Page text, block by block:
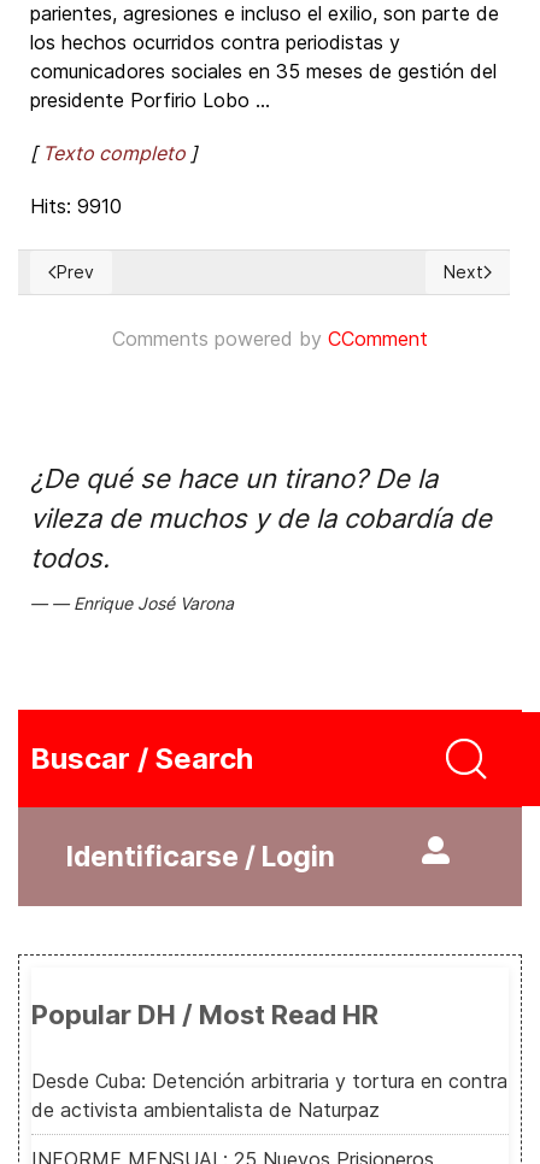
parientes, agresiones e incluso el exilio, son parte de
los hechos ocurridos contra periodistas y
comunicadores sociales en 35 meses de gestión del
presidente Porfirio Lobo ...
[ Texto completo ]
Hits: 9910
Previous article: Venezuela: HRF Calls for a Peaceful
Prev Next
Next
Comments powered by CComment
¿De qué se hace un tirano? De la
vileza de muchos y de la cobardía de
todos.
Enrique José Varona
Buscar / Search
Identificarse / Login
Popular DH / Most Read HR
Desde Cuba: Detención arbitraria y tortura en contra
de activista ambientalista de Naturpaz